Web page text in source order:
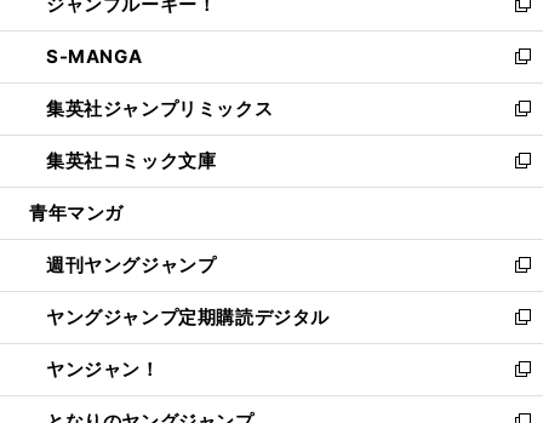
で
開
く
ド
ウ
で
開
く
ィ
ン
ド
ウ
で
開
く
い
ウ
ィ
ン
ド
ウ
で
開
新
し
い
ウ
ィ
ン
ド
ウ
開
く
S-MANGA
新
し
い
ウ
ィ
ン
ウ
で
開
く
集英社ジャンプリミックス
新
し
い
ウ
ン
ド
ウ
で
開
く
集英社コミック文庫
新
し
ウ
ィ
ン
ド
ウ
で
開
青年マンガ
週刊ヤングジャンプ
新
し
い
ウ
ィ
ン
ヤングジャンプ定期購読デジタル
新
し
い
ウ
ヤンジャン！
新
し